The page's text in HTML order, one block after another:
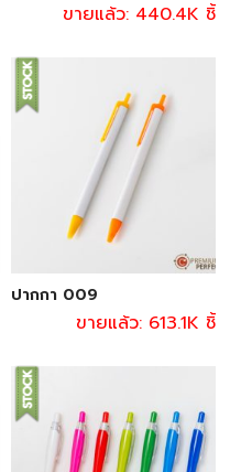
ขายแล้ว: 440.4K ชิ้น
ปากกา 009
ขายแล้ว: 613.1K ชิ้น